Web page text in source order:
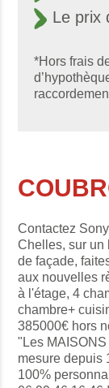
Contactez
Chelles, sur un
de façade,
aux nouvelles
à l'étage, 4
chambre+
385000€ hors
"Les
mesure depuis
100%
Le prix
*Hors frais